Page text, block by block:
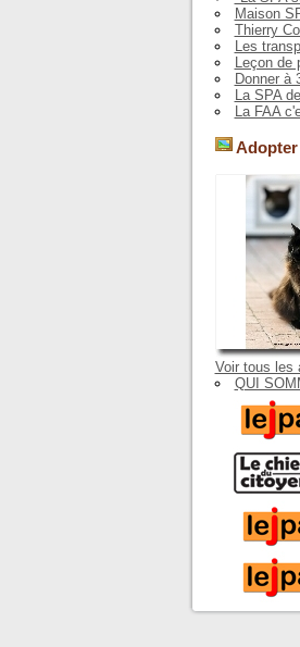
Maison
Thierry
Les
Leçon de
Donner à
La SPA
La FAA
Adopter
Voir tous les
QUI